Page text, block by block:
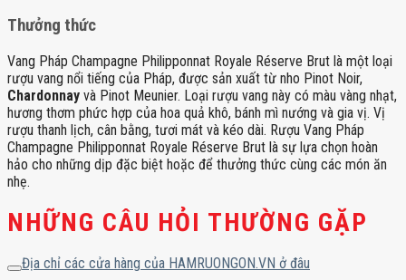
Thưởng thức
Vang Pháp Champagne Philipponnat Royale Réserve Brut là một loại
rượu vang nổi tiếng của Pháp, được sản xuất từ nho Pinot Noir,
Chardonnay và Pinot Meunier. Loại rượu vang này có màu vàng nhạt,
hương thơm phức hợp của hoa quả khô, bánh mì nướng và gia vị. Vị
rượu thanh lịch, cân bằng, tươi mát và kéo dài. Rượu Vang Pháp
Champagne Philipponnat Royale Réserve Brut là sự lựa chọn hoàn
hảo cho những dịp đặc biệt hoặc để thưởng thức cùng các món ăn
nhẹ.
NHỮNG CÂU HỎI THƯỜNG GẶP
Địa chỉ các cửa hàng của HAMRUONGON.VN ở đâu